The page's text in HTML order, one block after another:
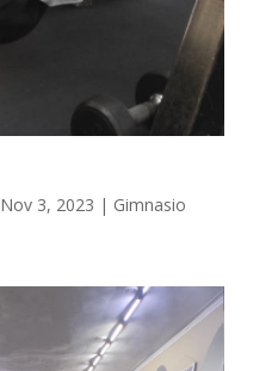
Nov 3, 2023 | Gimnasio